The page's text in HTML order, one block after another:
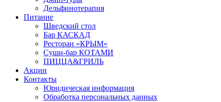
Дельфинотерапия
Питание
Шведский стол
Бар КАСКАД
Ресторан «КРЫМ»
Суши-бар КОТАМИ
ПИЦЦА&ГРИЛЬ
Акции
Контакты
Юридическая информация
Обработка персональных данных